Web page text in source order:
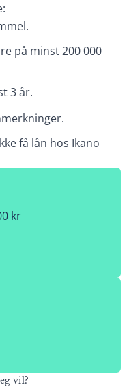
på minst 200 000
3 år.
få lån hos Ikano
kr
vil?